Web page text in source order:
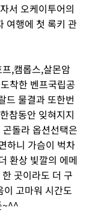
서 오케이투어의
여행에 첫 록키 관
,캠롭스,살몬암
착한 벤프국립공
드 물결과 또한번
참동안 잊혀지지
돌라 옵션선택은
하니 가슴이 벅차
환상 빛깔의 에메
곳이라도 더 구
고마워 시간도
~^^